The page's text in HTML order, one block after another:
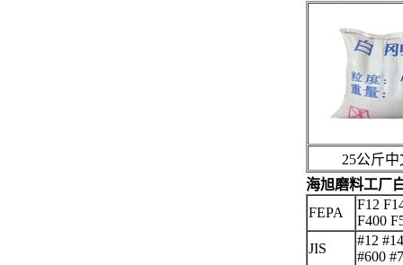
25公斤中
海旭磨料工厂
FEPA
F12
F400
JIS
#12
#600